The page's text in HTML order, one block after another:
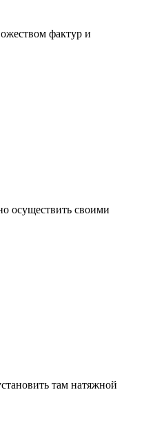
фактур и
осуществить своими
там натяжной